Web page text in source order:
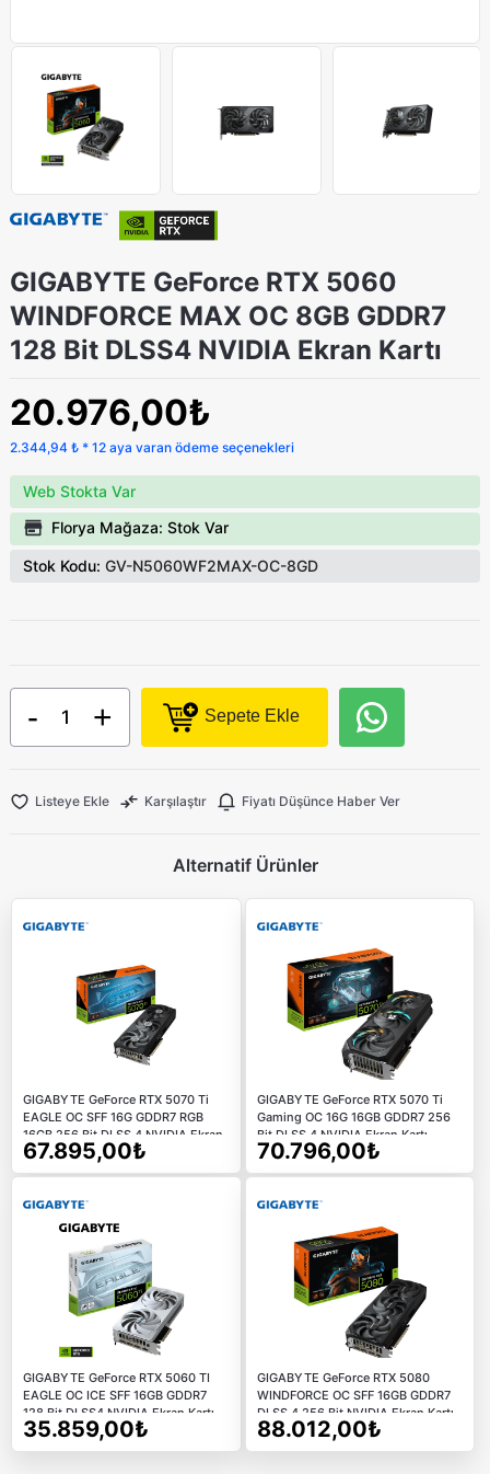
GIGABYTE GeForce RTX 5060
WINDFORCE MAX OC 8GB GDDR7
128 Bit DLSS4 NVIDIA Ekran Kartı
20.976,00₺
2.344,94 ₺ * 12 aya varan ödeme seçenekleri
Web Stokta Var
Florya Mağaza: Stok Var
Stok Kodu: GV-N5060WF2MAX-OC-8GD
- + Sepete Ekle
Listeye Ekle Karşılaştır Fiyatı Düşünce Haber Ver
Alternatif Ürünler
GIGABYTE GeForce RTX 5070 Ti
EAGLE OC SFF 16G GDDR7 RGB
16GB 256 Bit DLSS 4 NVIDIA Ekran
Kartı
67.895,00₺
GIGABYTE GeForce RTX 5070 Ti
Gaming OC 16G 16GB GDDR7 256
Bit DLSS 4 NVIDIA Ekran Kartı
70.796,00₺
GIGABYTE GeForce RTX 5060 TI
EAGLE OC ICE SFF 16GB GDDR7
128 Bit DLSS4 NVIDIA Ekran Kartı
35.859,00₺
GIGABYTE GeForce RTX 5080
WINDFORCE OC SFF 16GB GDDR7
DLSS 4 256 Bit NVIDIA Ekran Kartı
88.012,00₺